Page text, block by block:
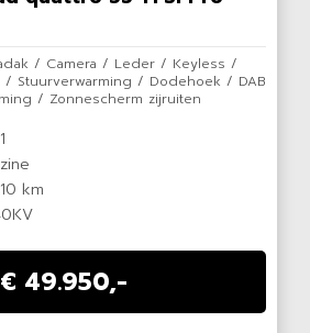
/ Camera / Leder / Keyless /
Stuurverwarming / Dodehoek / DAB
/ Zonnescherm zijruiten
km
€ 49.950,-